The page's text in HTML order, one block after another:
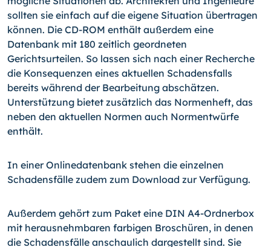
sollten sie einfach auf die eigene Situation übertragen
können. Die CD-ROM enthält außerdem eine
Datenbank mit 180 zeitlich geordneten
Gerichtsurteilen. So lassen sich nach einer Recherche
die Konsequenzen eines aktuellen Schadensfalls
bereits während der Bearbeitung abschätzen.
Unterstützung bietet zusätzlich das Normenheft, das
neben den aktuellen Normen auch Normentwürfe
enthält.
In einer Onlinedatenbank stehen die einzelnen
Schadensfälle zudem zum Download zur Verfügung.
Außerdem gehört zum Paket eine DIN A4-Ordnerbox
mit herausnehmbaren farbigen Broschüren, in denen
die Schadensfälle anschaulich dargestellt sind. Sie